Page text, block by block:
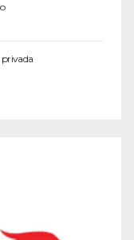
privada